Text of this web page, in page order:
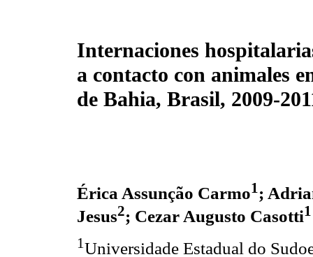
Internaciones
a contacto con animales
de Bahia, Brasil, 2009-
Érica Assunção Carmo1 ;
Jesus2; Cezar Augusto Casotti1
1Universidade Estadual do